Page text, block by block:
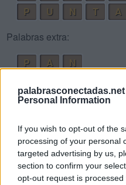
palabrasconectadas.net
Personal Information
If you wish to opt-out of the
processing of your personal
targeted advertising by us,
section to confirm your
opt-out request is
P
U N T A
Palabras extra:
P
A
N
A
T
E
J
E T
A
P
A J
E
P
U J
E